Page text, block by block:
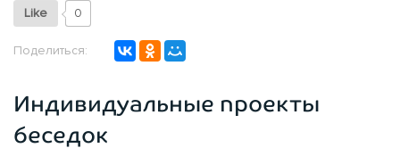
Like 0
Поделиться:
Индивидуальные проекты
беседок